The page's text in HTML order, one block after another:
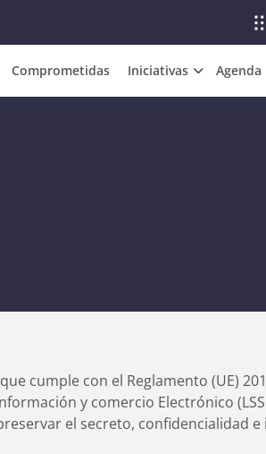
Comprometidas Iniciativas Agenda
cumple con el Reglamento (UE)
y comercio Electrónico
el secreto, confidencialidad